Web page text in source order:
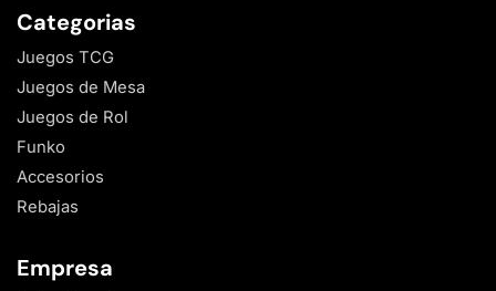
Categorias
Juegos TCG
Juegos de Mesa
Juegos de Rol
Funko
Accesorios
Rebajas
Empresa